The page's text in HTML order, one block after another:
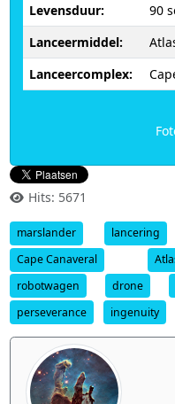
Levensduur:
90
Lanceermiddel:
Lanceercomplex:
Hits: 5671
marslander lancering
Cape Canaveral
robotwagen
drone
perseverance
ingenuity